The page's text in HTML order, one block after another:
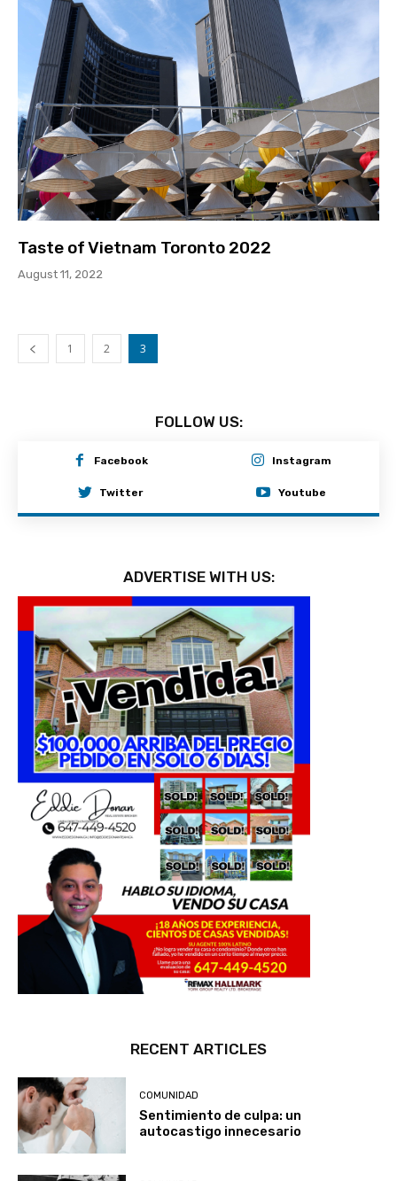
Taste of Vietnam Toronto 2022
August 11, 2022
1 2 3
FOLLOW US:
Facebook Instagram
Twitter Youtube
ADVERTISE WITH US:
RECENT ARTICLES
Sentimiento de culpa: un
autocastigo innecesario